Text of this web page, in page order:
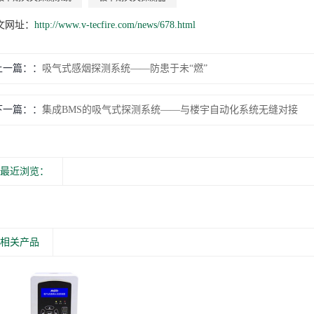
网址： http://www.v-tecfire.com/news/678.html
篇： 吸气式感烟探测系统——防患于未“燃”
篇： 集成BMS的吸气式探测系统——与楼宇自动化系统无缝对接
最近浏览：
相关产品